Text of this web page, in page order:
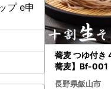
蕎麦 つゆ付き
蕎麦】Bf-001
長野県飯山市
プ e申